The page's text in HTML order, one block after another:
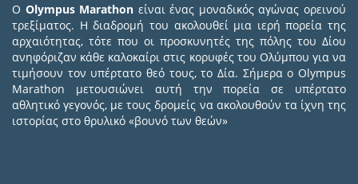
Ο Olympus Marathon είναι ένας μοναδικός αγώνας ορεινού
τρεξίματος. Η διαδρομή του ακολουθεί μια ιερή πορεία της
αρχαιότητας, τότε που οι προσκυνητές της πόλης του Δίου
ανηφόριζαν κάθε καλοκαίρι στις κορυφές του Ολύμπου για να
τιμήσουν τον υπέρτατο θεό τους, το Δία. Σήμερα ο Olympus
Marathon μετουσιώνει αυτή την πορεία σε υπέρτατο
αθλητικό γεγονός, με τους δρομείς να ακολουθούν τα ίχνη της
ιστορίας στο θρυλικό «βουνό των θεών»